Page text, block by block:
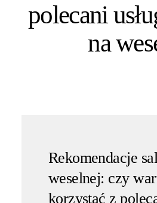
polecani
na
Rekomendacje
weselnej: czy
korzystać z
PHOTO